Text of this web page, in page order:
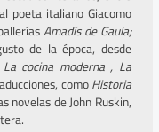
poeta italiano Giacomo
Amadís de Gaula;
de la época, desde
cocina moderna , La
comoHistoria
novelas de John Ruskin,